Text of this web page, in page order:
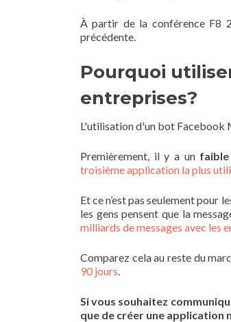
À partir de la conférence F8
précédente.
Pourquoi
entreprises?
L'utilisation d'un bot Facebook
Premièrement, il y a unfaible
troisième application la plus
Et ce n’est pas seulement pour
les gens pensent que la
milliards de messages avec les
Comparez cela au reste du
90 jours.
Si vous souhaitez
que de créer une application